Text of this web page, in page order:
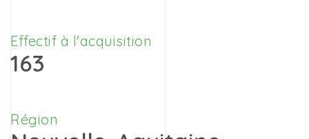
Effectif à l'acquisition
163
Région